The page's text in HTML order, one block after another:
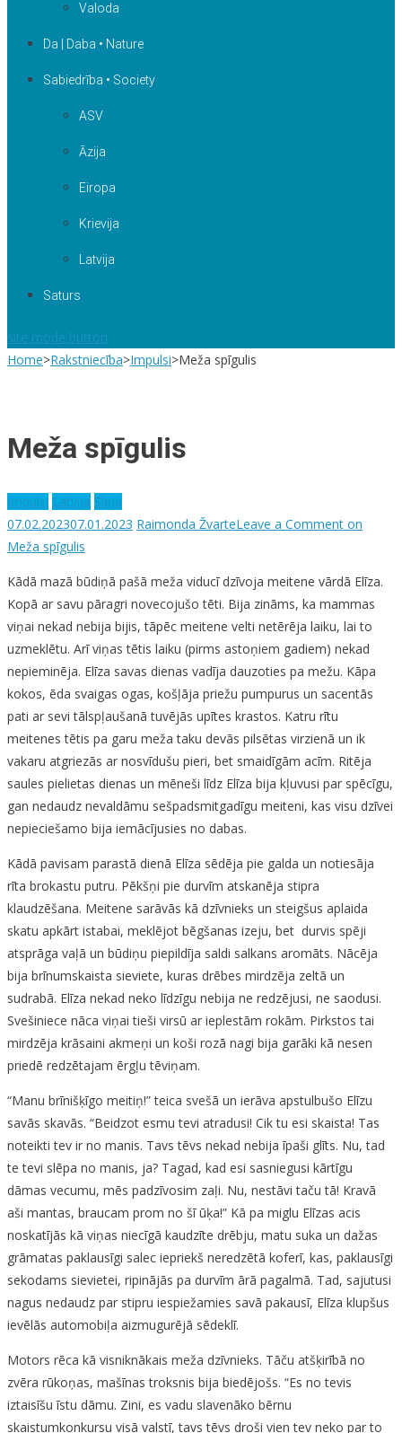
Valoda
Da | Daba • Nature
Sabiedrība • Society
ASV
Āzija
Eiropa
Krievija
Latvija
Saturs
site mode button
Home>Rakstniecība>Impulsi>Meža spīgulis
Meža spīgulis
Impulsi Latvija Sleja
07.02.202307.01.2023 Raimonda ŽvarteLeave a Comment on
Meža spīgulis
Kādā mazā būdiņā pašā meža viducī dzīvoja meitene vārdā Elīza.
Kopā ar savu pāragri novecojušo tēti. Bija zināms, ka mammas
viņai nekad nebija bijis, tāpēc meitene velti netērēja laiku, lai to
uzmeklētu. Arī viņas tētis laiku (pirms astoņiem gadiem) nekad
nepieminēja. Elīza savas dienas vadīja dauzoties pa mežu. Kāpa
kokos, ēda svaigas ogas, košļāja priežu pumpurus un sacentās
pati ar sevi tālspļaušanā tuvējās upītes krastos. Katru rītu
meitenes tētis pa garu meža taku devās pilsētas virzienā un ik
vakaru atgriezās ar nosvīdušu pieri, bet smaidīgām acīm. Ritēja
saules pielietas dienas un mēneši līdz Elīza bija kļuvusi par spēcīgu,
gan nedaudz nevaldāmu sešpadsmitgadīgu meiteni, kas visu dzīvei
nepieciešamo bija iemācījusies no dabas.
Kādā pavisam parastā dienā Elīza sēdēja pie galda un notiesāja
rīta brokastu putru. Pēkšņi pie durvīm atskanēja stipra
klaudzēšana. Meitene sarāvās kā dzīvnieks un steigšus aplaida
skatu apkārt istabai, meklējot bēgšanas izeju, bet durvis spēji
atsprāga vaļā un būdiņu piepildīja saldi salkans aromāts. Nācēja
bija brīnumskaista sieviete, kuras drēbes mirdzēja zeltā un
sudrabā. Elīza nekad neko līdzīgu nebija ne redzējusi, ne saodusi.
Svešiniece nāca viņai tieši virsū ar ieplestām rokām. Pirkstos tai
mirdzēja krāsaini akmeņi un koši rozā nagi bija garāki kā nesen
priedē redzētajam ērgļu tēviņam.
“Manu brīnišķīgo meitiņ!” teica svešā un ierāva apstulbušo Elīzu
savās skavās. “Beidzot esmu tevi atradusi! Cik tu esi skaista! Tas
noteikti tev ir no manis. Tavs tēvs nekad nebija īpaši glīts. Nu, tad
te tevi slēpa no manis, ja? Tagad, kad esi sasniegusi kārtīgu
dāmas vecumu, mēs padzīvosim zaļi. Nu, nestāvi taču tā! Kravā
aši mantas, braucam prom no šī ūķa!” Kā pa miglu Elīzas acis
noskatījās kā viņas niecīgā kaudzīte drēbju, matu suka un dažas
grāmatas paklausīgi salec iepriekš neredzētā koferī, kas, paklausīgi
sekodams sievietei, ripinājās pa durvīm ārā pagalmā. Tad, sajutusi
nagus nedaudz par stipru iespiežamies savā pakausī, Elīza klupšus
ievēlās automobiļa aizmugurējā sēdeklī.
Motors rēca kā visniknākais meža dzīvnieks. Tāču atšķirībā no
zvēra rūkoņas, mašīnas troksnis bija biedējošs. “Es no tevis
iztaisīšu īstu dāmu. Zini, es vadu slavenāko bērnu
skaistumkonkursu visā valstī, tavs tēvs droši vien tev neko par to